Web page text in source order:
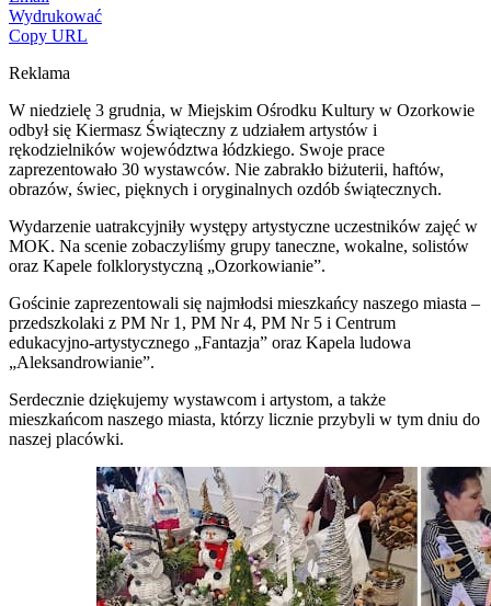
Wydrukować
Copy URL
Reklama
W niedzielę 3 grudnia, w Miejskim Ośrodku Kultury w Ozorkowie
odbył się Kiermasz Świąteczny z udziałem artystów i
rękodzielników województwa łódzkiego. Swoje prace
zaprezentowało 30 wystawców. Nie zabrakło biżuterii, haftów,
obrazów, świec, pięknych i oryginalnych ozdób świątecznych.
Wydarzenie uatrakcyjniły występy artystyczne uczestników zajęć w
MOK. Na scenie zobaczyliśmy grupy taneczne, wokalne, solistów
oraz Kapele folklorystyczną „Ozorkowianie”.
Gościnie zaprezentowali się najmłodsi mieszkańcy naszego miasta –
przedszkolaki z PM Nr 1, PM Nr 4, PM Nr 5 i Centrum
edukacyjno-artystycznego „Fantazja” oraz Kapela ludowa
„Aleksandrowianie”.
Serdecznie dziękujemy wystawcom i artystom, a także
mieszkańcom naszego miasta, którzy licznie przybyli w tym dniu do
naszej placówki.